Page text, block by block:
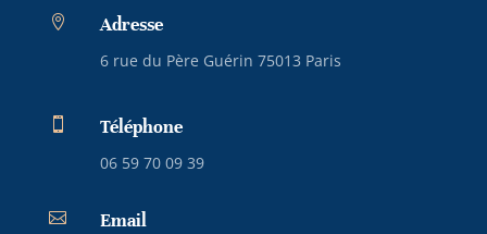
 Adresse
6 rue du Père Guérin 75013 Paris
 Téléphone
06 59 70 09 39
 Email